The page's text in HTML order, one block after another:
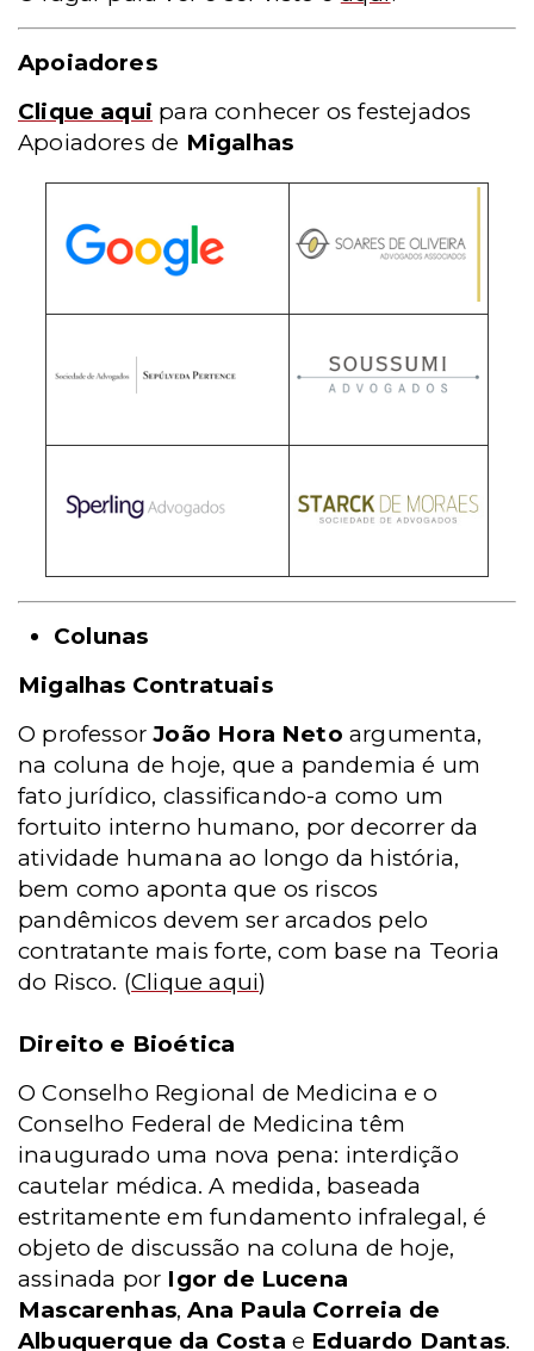
Apoiadores
Clique aqui para conhecer os festejados
Apoiadores de Migalhas
Colunas
Migalhas Contratuais
O professorJoão Hora Neto argumenta,
na coluna de hoje, que a pandemia é um
fato jurídico, classificando-a como um
fortuito interno humano, por decorrer da
atividade humana ao longo da história,
bem como aponta que os riscos
pandêmicos devem ser arcados pelo
contratante mais forte, com base na Teoria
do Risco. (Clique aqui)
Direito e Bioética
O Conselho Regional de Medicina e o
Conselho Federal de Medicina têm
inaugurado uma nova pena: interdição
cautelar médica. A medida, baseada
estritamente em fundamento infralegal, é
objeto de discussão na coluna de hoje,
assinada por Igor de Lucena
Mascarenhas,Ana Paula Correia de
Albuquerque da Costa e Eduardo Dantas.